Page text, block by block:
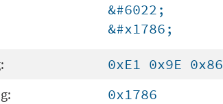
&#6022;
&#x1786;
0xE1 0x9E 0x86
0x1786